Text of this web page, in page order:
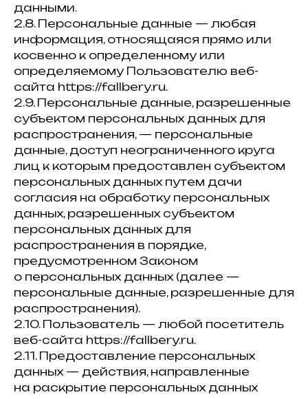
данными.
2.8. Персональные данные — любая
информация, относящаяся прямо или
косвенно к определенному или
определяемому Пользователю веб-
сайта https://fallbery.ru.
2.9. Персональные данные, разрешенные
субъектом персональных данных для
распространения, — персональные
данные, доступ неограниченного круга
лиц к которым предоставлен субъектом
персональных данных путем дачи
согласия на обработку персональных
данных, разрешенных субъектом
персональных данных для
распространения в порядке,
предусмотренном Законом
о персональных данных (далее —
персональные данные, разрешенные для
распространения).
2.10. Пользователь — любой посетитель
веб-сайта https://fallbery.ru.
2.11. Предоставление персональных
данных — действия, направленные
на раскрытие персональных данных